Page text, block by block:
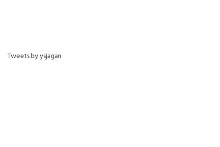
Tweets by ysjagan